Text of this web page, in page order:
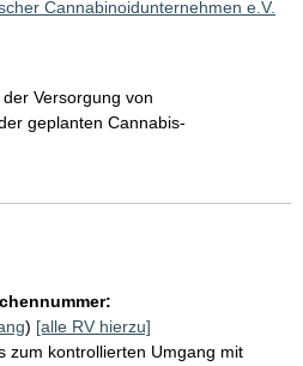
Cannabinoidunternehmen e.V.
Versorgung von
geplanten Cannabis-
) [alle RV hierzu]
zum kontrollierten Umgang mit